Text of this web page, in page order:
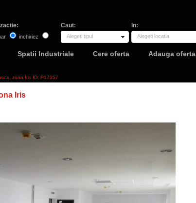
inchiriez
Caut:
Alegeti tipul
In:
Alegeti locatia
Spatii Industriale Cere oferta Adauga oferta
zona Iris ID: P17357
Iris